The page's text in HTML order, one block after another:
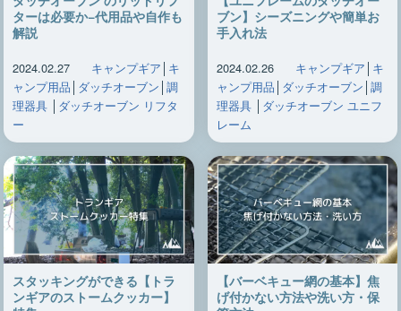
ターは必要か−代用品や自作も
解説
2024.02.27 キャンプギア │ キ
ャンプ用品 │ ダッチオーブン │ 調
理器具│ ダッチオーブン リフタ
ー
ブン】シーズニングや簡単お
手入れ法
2024.02.26 キャンプギア │ キ
ャンプ用品 │ ダッチオーブン │ 調
理器具│ ダッチオーブン ユニフ
レーム
スタッキングができる【トラ
ンギアのストームクッカー】
【バーベキュー網の基本】焦
げ付かない方法や洗い方・保